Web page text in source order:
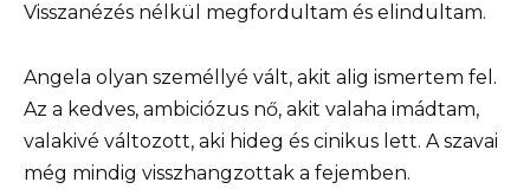
Visszanézés nélkül megfordultam és elindultam.
Angela olyan személlyé vált, akit alig ismertem fel.
Az a kedves, ambiciózus nő, akit valaha imádtam,
valakivé változott, aki hideg és cinikus lett. A szavai
még mindig visszhangzottak a fejemben.